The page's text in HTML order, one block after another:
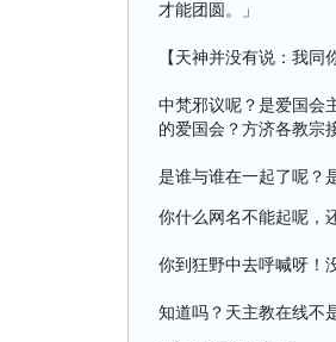
才能团圆。」
【天神并没有说：我
中梵邪议呢？是爱国会
的爱国会？方济各教宗
是谁与谁在一起了呢？
你什么网名不能起呢，
你到狂野中去呼喊呀！
知道吗？天主教在线不